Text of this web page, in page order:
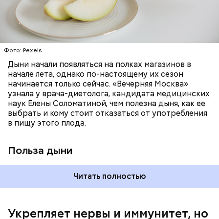
Фото: Pexels
Дыни начали появляться на полках магазинов в
начале лета, однако по-настоящему их сезон
начинается только сейчас. «Вечерняя Москва»
узнала у врача-диетолога, кандидата медицинских
наук Елены Соломатиной, чем полезна дыня, как ее
выбрать и кому стоит отказаться от употребления
в пищу этого плода.
Польза дыни
бета-каротин обеспечивает дыне желтый
лютеин и зеаксантин — эти каротиноиды
отлично поддерживают наше зрение;
калий — оказывает мочегонное действие,
поддерживает сердечно-сосудистую
систему и предотвращает скачки давления;
магний — помогает калию и не дает сосудам
спазмироваться.
Читать полностью
ОВОЩИ
ЛЕТО ФРУКТЫ
Укрепляет нервы и иммунитет, но
По мнению специалиста, здоровому человеку
достаточно включать щавель в рацион несколько
раз в месяц. В небольших количествах в свежем